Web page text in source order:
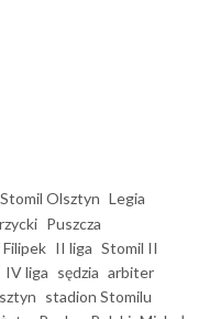
Olsztyn Legia
Puszcza
II liga Stomil II
IV liga sędzia arbiter
stadion Stomilu